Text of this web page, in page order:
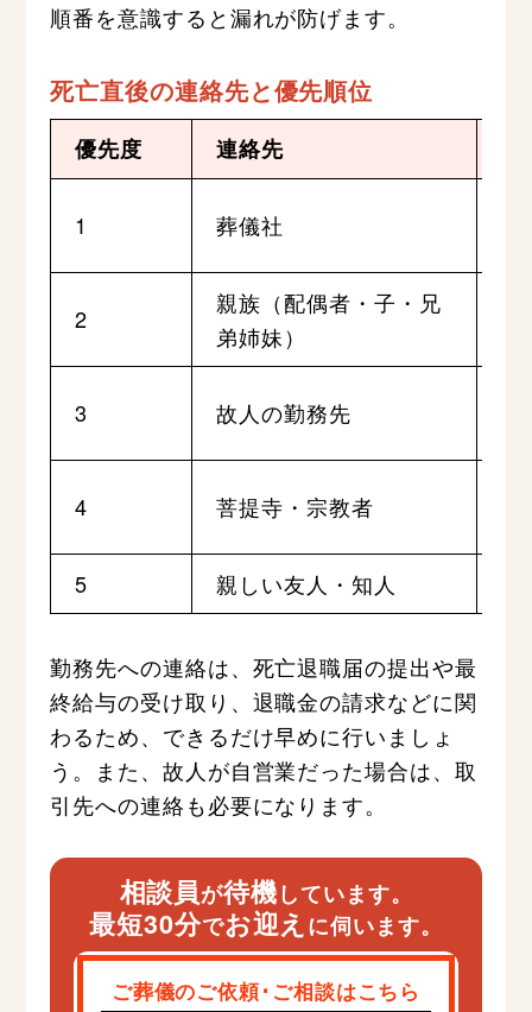
順番を意識すると漏れが防げます。
死亡直後の連絡先と優先順位
優先度 連絡先
1 葬儀社
2
親族（配偶者・子・兄
弟姉妹）
3 故人の勤務先
4 菩提寺・宗教者
5
親しい友人・知人
勤務先への連絡は、死亡退職届の提出や最
終給与の受け取り、退職金の請求などに関
わるため、できるだけ早めに行いましょ
う。また、故人が自営業だった場合は、取
引先への連絡も必要になります。
相談員が待機しています。
最短30分でお迎えに伺います。
ご葬儀のご依頼･ご相談はこちら